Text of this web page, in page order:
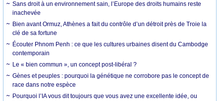
Sans droit à un environnement sain, l’Europe des droits humains reste
inachevée
Bien avant Ormuz, Athènes a fait du contrôle d’un détroit près de Troie la
clé de sa fortune
Écouter Phnom Penh : ce que les cultures urbaines disent du Cambodge
contemporain
Le « bien commun », un concept post-libéral ?
Gènes et peuples : pourquoi la génétique ne corrobore pas le concept de
race dans notre espèce
Pourquoi l’IA vous dit toujours que vous avez une excellente idée, ou